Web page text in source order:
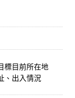
標目前所在地
、出入情況